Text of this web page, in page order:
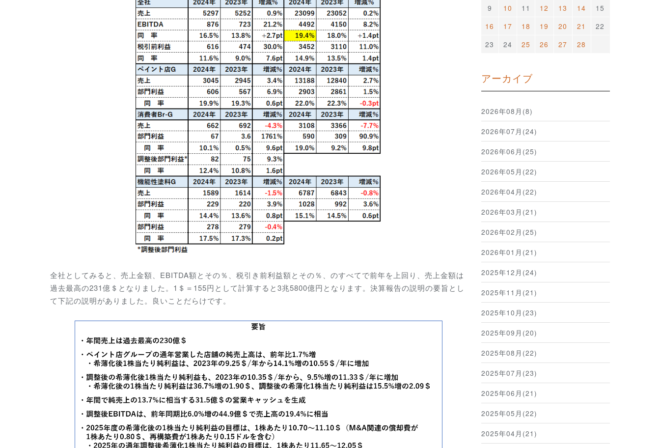
全社としてみると、売上金額、EBITDA額とその％、税引き前利益額とその％、のすべてで前年を上回り、売上金額は
過去最高の231億＄となりました。1＄＝155円として計算すると3兆5800億円となります。決算報告の説明の要旨とし
て下記の説明がありました。良いことだらけです。
9
10 11 12 13 14
15
16
17 18 19 20 21
22
23
24 25 26 27 28
アーカイブ
2026年08月(8)
2026年07月(24)
2026年06月(25)
2026年05月(22)
2026年04月(22)
2026年03月(21)
2026年02月(25)
2026年01月(21)
2025年12月(24)
2025年11月(21)
2025年10月(23)
2025年09月(20)
2025年08月(22)
2025年07月(23)
2025年06月(21)
2025年05月(22)
2025年04月(21)